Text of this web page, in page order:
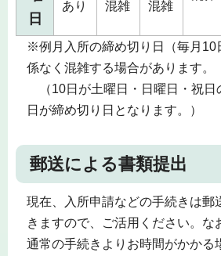
日
あり 混雑 混雑
※例月入所の締め切り日（毎月10
係なく混雑する場合があります。
（10日が土曜日・日曜日・祝日
日が締め切り日となります。）
郵送による書類提出
現在、入所申請などの手続きは郵
きますので、ご活用ください。な
通常の手続きよりお時間がかかる